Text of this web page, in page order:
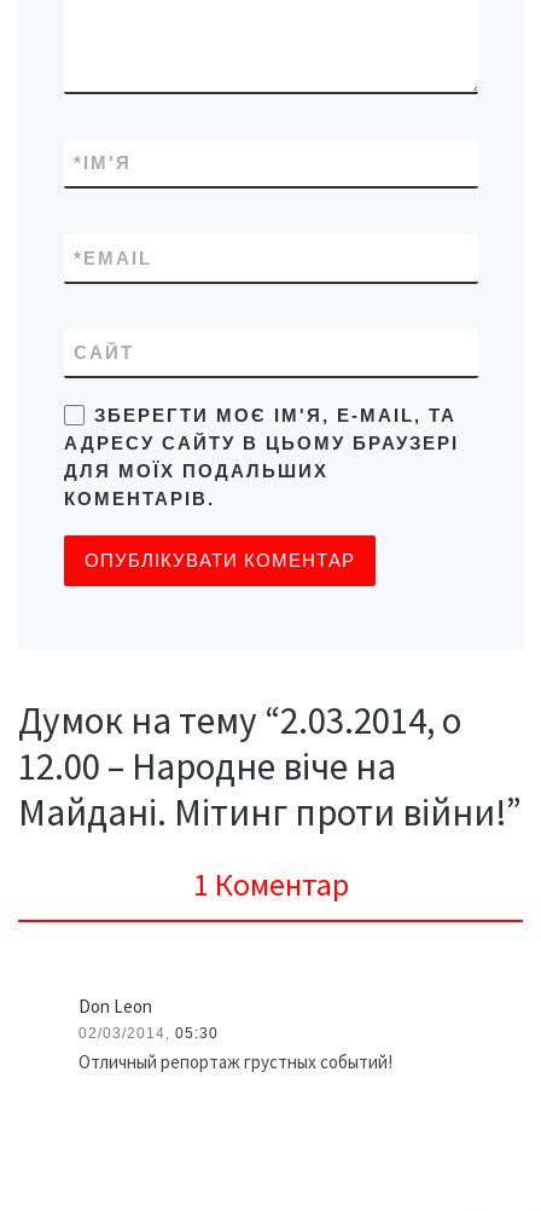
ІМ'Я
*
EMAIL
*
САЙТ
ЗБЕРЕГТИ МОЄ ІМ'Я, E-MAIL, ТА
АДРЕСУ САЙТУ В ЦЬОМУ БРАУЗЕРІ
ДЛЯ МОЇХ ПОДАЛЬШИХ
КОМЕНТАРІВ.
Думок на тему “2.03.2014, о
12.00 – Народне віче на
Майдані. Мітинг проти війни!”
1 Коментар
Don Leon
02/03/2014, 05:30
Отличный репортаж грустных событий!